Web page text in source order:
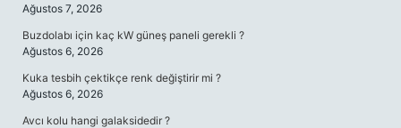
Ağustos 7, 2026
Buzdolabı için kaç kW güneş paneli gerekli ?
Ağustos 6, 2026
Kuka tesbih çektikçe renk değiştirir mi ?
Ağustos 6, 2026
Avcı kolu hangi galaksidedir ?